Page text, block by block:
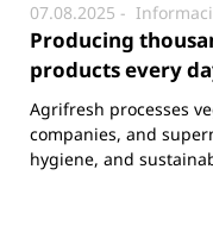
07.08.2025 -
Producing
products every
Agrifresh processes
companies, and
hygiene, and